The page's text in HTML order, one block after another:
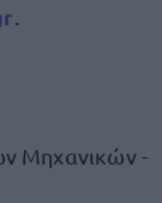
Μηχανικών -